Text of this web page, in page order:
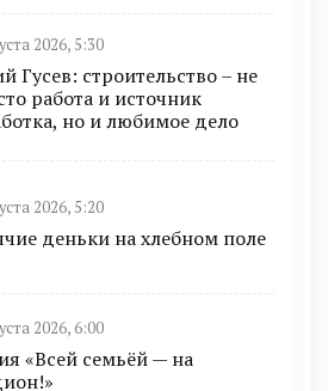
2026, 5:30
Гусев: строительство – не
работа и источник
но и любимое дело
2026, 5:20
деньки на хлебном поле
2026, 6:00
«Всей семьёй — на